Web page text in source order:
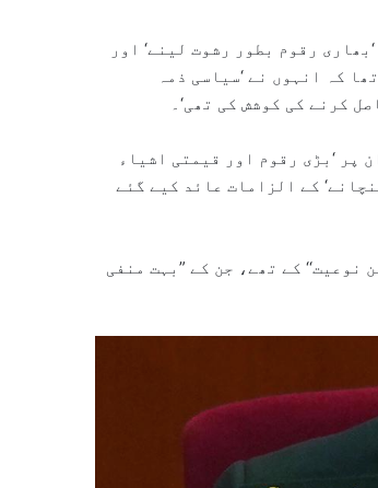
رقوم بطور رشوت لینے‘ اور
کہ انہوں نے ‘سیاسی ذمہ
کرنے کی کوشش کی تھی‘۔
تحقیقات میں ان پر ‘بڑی رقوم اور قیمتی اشیاء
کے الزامات عائد کیے گئے
نوعیت‘‘ کے تھے، جن کے ”بہت منفی